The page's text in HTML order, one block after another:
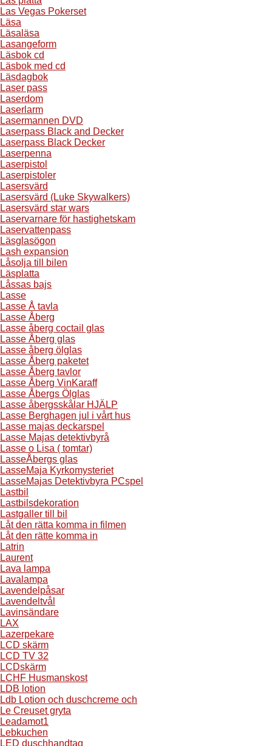
Las Vegas Pokerset
Läsa
Läsaläsa
Lasangeform
Läsbok cd
Läsbok med cd
Läsdagbok
Laser pass
Laserdom
Laserlarm
Lasermannen DVD
Laserpass Black and Decker
Laserpass Black Decker
Laserpenna
Laserpistol
Laserpistoler
Lasersvärd
Lasersvärd (Luke Skywalkers)
Lasersvärd star wars
Laservarnare för hastighetskam
Laservattenpass
Läsglasögon
Lash expansion
Låsolja till bilen
Läsplatta
Låssas bajs
Lasse
Lasse Å tavla
Lasse Åberg
Lasse åberg coctail glas
Lasse Åberg glas
Lasse åberg ölglas
Lasse Åberg paketet
Lasse Åberg tavlor
Lasse Åberg VinKaraff
Lasse Åbergs Ölglas
Lasse åbergsskålar HJÄLP
Lasse Berghagen jul i vårt hus
Lasse majas deckarspel
Lasse Majas detektivbyrå
Lasse o Lisa ( tomtar)
LasseÅbergs glas
LasseMaja Kyrkomysteriet
LasseMajas Detektivbyra PCspel
Lastbil
Lastbilsdekoration
Lastgaller till bil
Låt den rätta komma in filmen
Låt den rätte komma in
Latrin
Laurent
Lava lampa
Lavalampa
Lavendelpåsar
Lavendeltvål
Lavinsändare
LAX
Lazerpekare
LCD skärm
LCD TV 32
LCDskärm
LCHF Husmanskost
LDB lotion
Ldb Lotion och duschcreme och
Le Creuset gryta
Leadamot1
Lebkuchen
LED duschhandtag